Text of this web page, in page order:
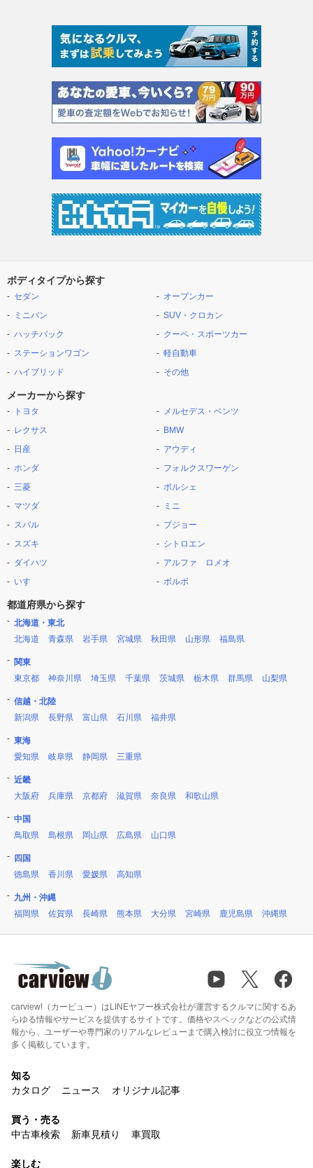
ボディタイプから探す
セダン
ミニバン
ハッチバック
ステーションワゴン
ハイブリッド
オープンカー
SUV・クロカン
クーペ・スポーツカー
軽自動車
その他
メーカーから探す
トヨタ
レクサス
日産
ホンダ
三菱
マツダ
スバル
スズキ
ダイハツ
いすゞ
メルセデス・ベンツ
BMW
アウディ
フォルクスワーゲン
ポルシェ
ミニ
プジョー
シトロエン
アルファ ロメオ
ボルボ
都道府県から探す
北海道・東北
北海道
青森県 岩手県 宮城県 秋田県 山形県 福島県
関東
東京都
神奈川県 埼玉県 千葉県 茨城県 栃木県 群馬県 山梨県
信越・北陸
新潟県
長野県 富山県 石川県 福井県
東海
愛知県
岐阜県 静岡県 三重県
近畿
大阪府
兵庫県 京都府 滋賀県 奈良県 和歌山県
中国
鳥取県
島根県 岡山県 広島県 山口県
四国
徳島県
香川県 愛媛県 高知県
九州・沖縄
福岡県
佐賀県 長崎県 熊本県 大分県 宮崎県 鹿児島県 沖縄県
carview!（カービュー）はLINEヤフー株式会社が運営するクルマに関するあ
らゆる情報やサービスを提供するサイトです。価格やスペックなどの公式情
報から、ユーザーや専門家のリアルなレビューまで購入検討に役立つ情報を
多く掲載しています。
知る
カタログ
ニュース オリジナル記事
買う・売る
中古車検索
新車見積り 車買取
楽しむ